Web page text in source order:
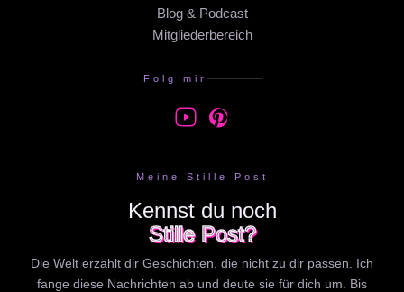
Blog & Podcast
Mitgliederbereich
Folg mir
Meine Stille Post
Kennst du noch
Stille Post?
Die Welt erzählt dir Geschichten, die nicht zu dir passen. Ich
fange diese Nachrichten ab und deute sie für dich um. Bis